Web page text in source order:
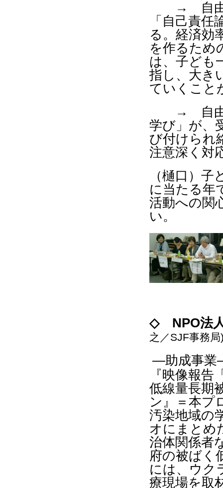
→ 自由・
「自己責
る。経済効
を作るため
は、子ども
指し、大き
ていくこと
→ 自由主
学び」が、
び付けられ
注意深く対
（樋口）
に当たる年
活動への関
い。
◇ NPO法
之／SJF事務局
―助成事
『映像報
低線量長期
ン』
＝ 本プ
汚染地域の
オにまとめ
治体関係者
府の被ばく
には、ウク
療現場を取